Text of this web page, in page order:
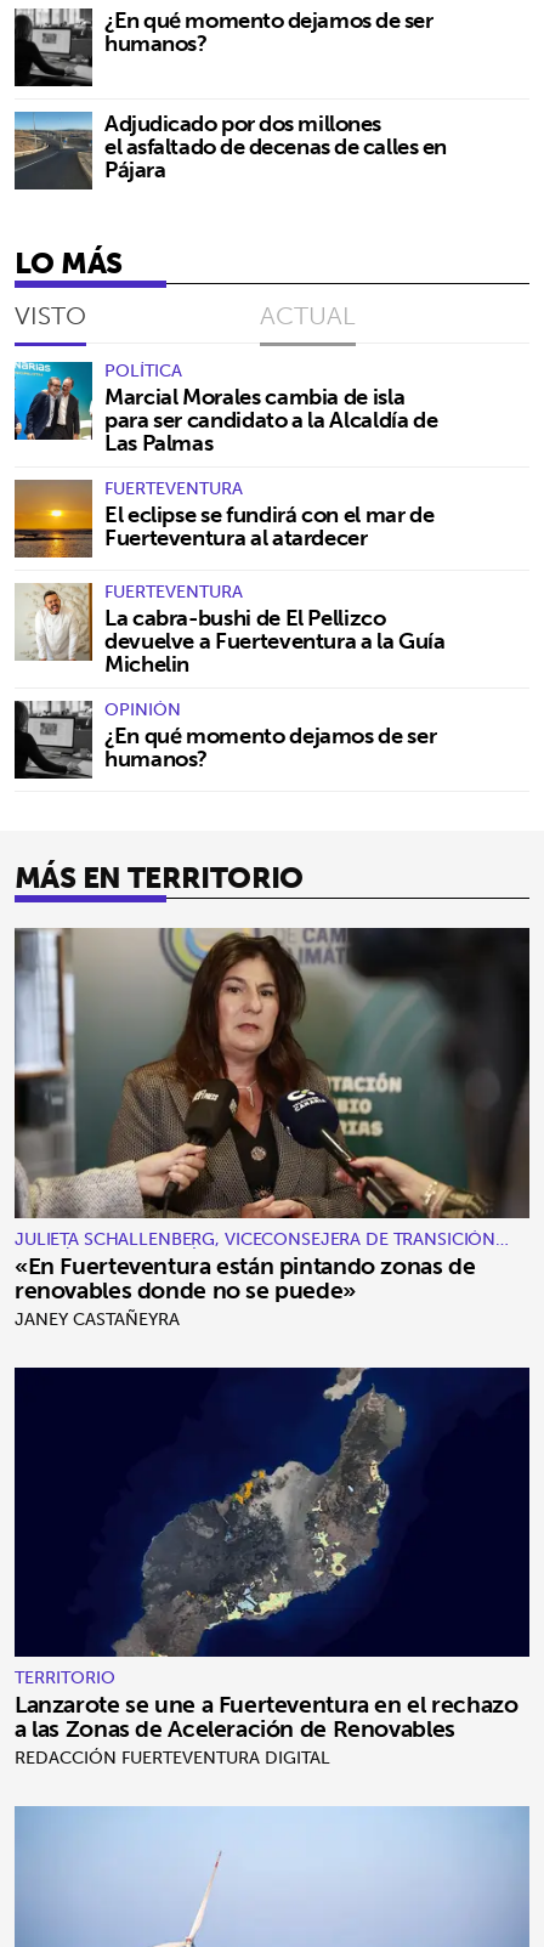
¿En qué momento dejamos de ser
humanos?
Adjudicado por dos millones
el asfaltado de decenas de calles en
Pájara
LO MÁS
VISTO ACTUAL
POLÍTICA
Marcial Morales cambia de isla
para ser candidato a la Alcaldía de
Las Palmas
FUERTEVENTURA
El eclipse se fundirá con el mar de
Fuerteventura al atardecer
FUERTEVENTURA
La cabra-bushi de El Pellizco
devuelve a Fuerteventura a la Guía
Michelin
OPINIÓN
¿En qué momento dejamos de ser
humanos?
MÁS EN TERRITORIO
JULIETA SCHALLENBERG, VICECONSEJERA DE TRANSICIÓN
ECOLÓGICA Y ENERGÍA
«En Fuerteventura están pintando zonas de
renovables donde no se puede»
JANEY CASTAÑEYRA
TERRITORIO
Lanzarote se une a Fuerteventura en el rechazo
a las Zonas de Aceleración de Renovables
REDACCIÓN FUERTEVENTURA DIGITAL